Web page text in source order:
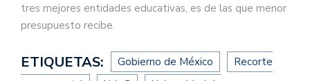
tres mejores entidades educativas, es de las que menor
presupuesto recibe.
ETIQUETAS: Gobierno de México
Recorte